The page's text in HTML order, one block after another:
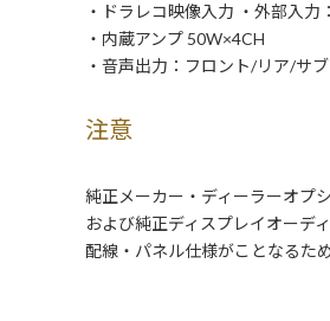
・ドラレコ映像入力 ・外部入力
・内蔵アンプ 50W×4CH
・音声出力：フロント/リア/サ
注意
純正メーカー・ディーラーオプ
および純正ディスプレイオーデ
配線・パネル仕様がことなるた